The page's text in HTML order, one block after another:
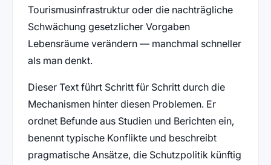
Tourismusinfrastruktur oder die nachträgliche
Schwächung gesetzlicher Vorgaben
Lebensräume verändern — manchmal schneller
als man denkt.
Dieser Text führt Schritt für Schritt durch die
Mechanismen hinter diesen Problemen. Er
ordnet Befunde aus Studien und Berichten ein,
benennt typische Konflikte und beschreibt
pragmatische Ansätze, die Schutzpolitik künftig